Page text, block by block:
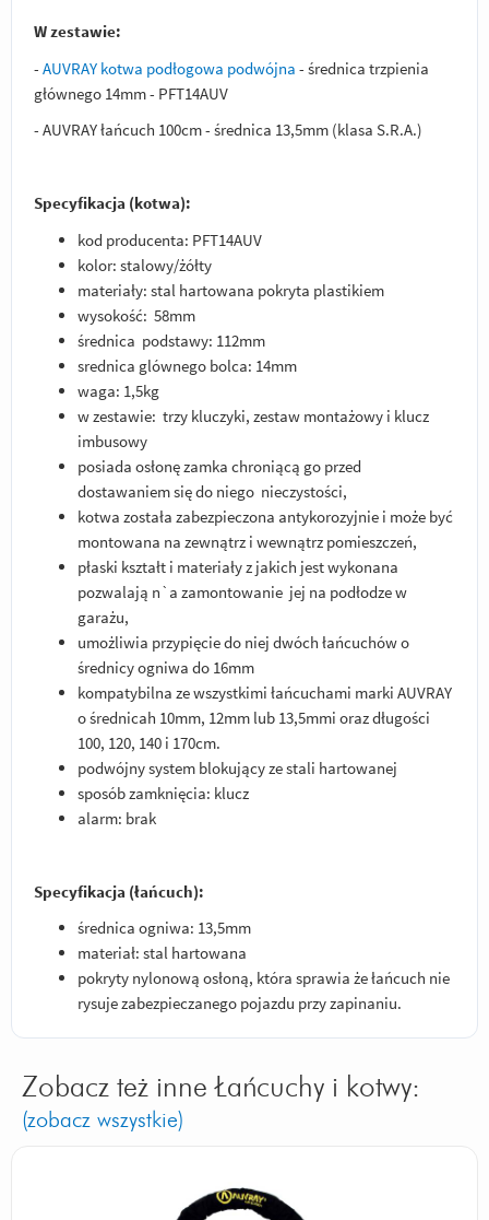
W zestawie:
- AUVRAY kotwa podłogowa podwójna - średnica trzpienia
głównego 14mm - PFT14AUV
- AUVRAY łańcuch 100cm - średnica 13,5mm (klasa S.R.A.)
Specyfikacja (kotwa):
kod producenta: PFT14AUV
kolor: stalowy/żółty
materiały: stal hartowana pokryta plastikiem
wysokość: 58mm
średnica podstawy: 112mm
srednica glównego bolca: 14mm
waga: 1,5kg
w zestawie: trzy kluczyki, zestaw montażowy i klucz
imbusowy
posiada osłonę zamka chroniącą go przed
dostawaniem się do niego nieczystości,
kotwa została zabezpieczona antykorozyjnie i może być
montowana na zewnątrz i wewnątrz pomieszczeń,
płaski kształt i materiały z jakich jest wykonana
pozwalają n`a zamontowanie jej na podłodze w
garażu,
umożliwia przypięcie do niej dwóch łańcuchów o
średnicy ogniwa do 16mm
kompatybilna ze wszystkimi łańcuchami marki AUVRAY
o średnicah 10mm, 12mm lub 13,5mmi oraz długości
100, 120, 140 i 170cm.
podwójny system blokujący ze stali hartowanej
sposób zamknięcia: klucz
alarm: brak
Specyfikacja (łańcuch):
średnica ogniwa: 13,5mm
materiał: stal hartowana
pokryty nylonową osłoną, która sprawia że łańcuch nie
rysuje zabezpieczanego pojazdu przy zapinaniu.
Zobacz też inne Łańcuchy i kotwy:
(zobacz wszystkie)